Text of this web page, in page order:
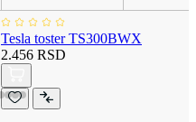
Tesla toster TS300BWX
2.456 RSD